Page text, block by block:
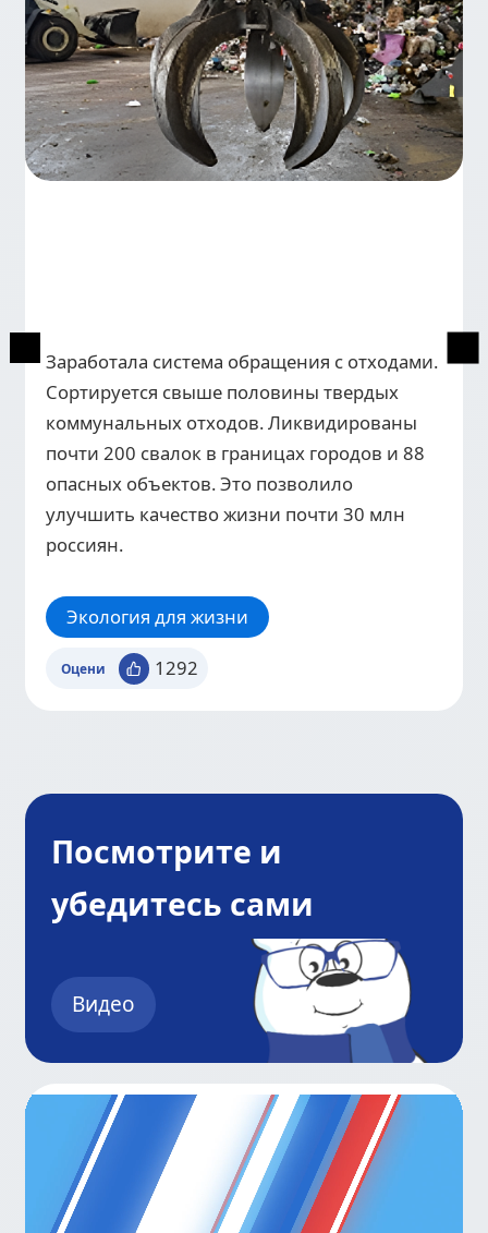
Заработала система обращения с отходами.
Сортируется свыше половины твердых
коммунальных отходов. Ликвидированы
почти 200 свалок в границах городов и 88
опасных объектов. Это позволило
улучшить качество жизни почти 30 млн
россиян.
Экология для жизни
1292
Посмотрите и
убедитесь сами
Видео